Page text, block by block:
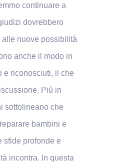
continuare a
dovrebbero
nuove possibilità
anche il modo in
e riconosciuti, il che
Più in
sottolineano che
bambini e
sfide profonde e
incontra. In questa